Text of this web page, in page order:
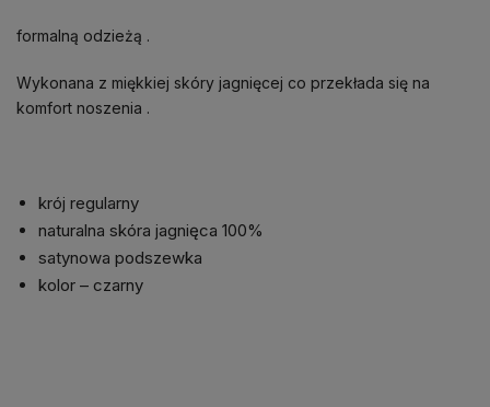
formalną odzieżą .
Wykonana z miękkiej skóry jagnięcej co przekłada się na
komfort noszenia .
krój regularny
naturalna skóra jagnięca 100%
satynowa podszewka
kolor – czarny